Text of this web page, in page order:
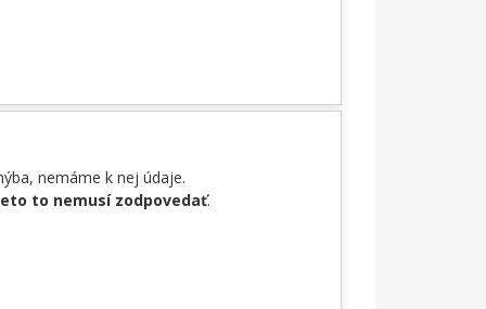
nemáme k nej údaje.
to nemusí zodpovedať.